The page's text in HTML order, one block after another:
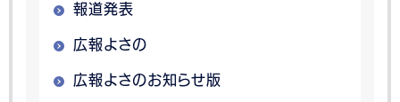
報道発表
広報よさの
広報よさのお知らせ版